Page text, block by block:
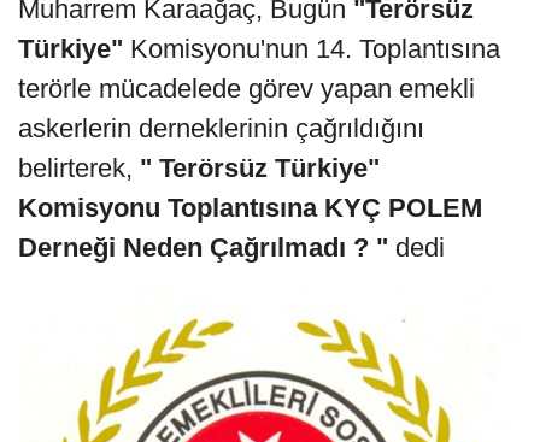
Muharrem Karaağaç, Bugün "Terörsüz
Türkiye" Komisyonu'nun 14. Toplantısına
terörle mücadelede görev yapan emekli
askerlerin derneklerinin çağrıldığını
belirterek, " Terörsüz Türkiye"
Komisyonu Toplantısına KYÇ POLEM
Derneği Neden Çağrılmadı ? " dedi